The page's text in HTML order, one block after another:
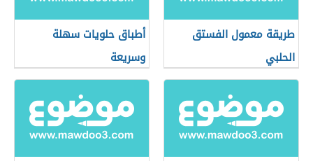
طريقة معمول الفستق
الحلبي
أطباق حلويات سهلة
وسريعة